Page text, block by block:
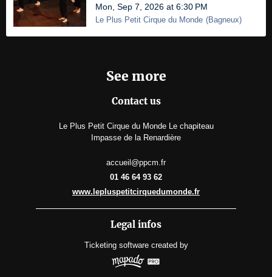
Mon, Sep 7, 2026 at 6:30 PM
Le Plus Petit Cirque du Monde (Bagneux)
See more
Contact us
Le Plus Petit Cirque du Monde Le chapiteau
Impasse de la Renardière
accueil@ppcm.fr
01 46 64 93 62
www.lepluspetitcirquedumonde.fr
Legal infos
Ticketing software created by